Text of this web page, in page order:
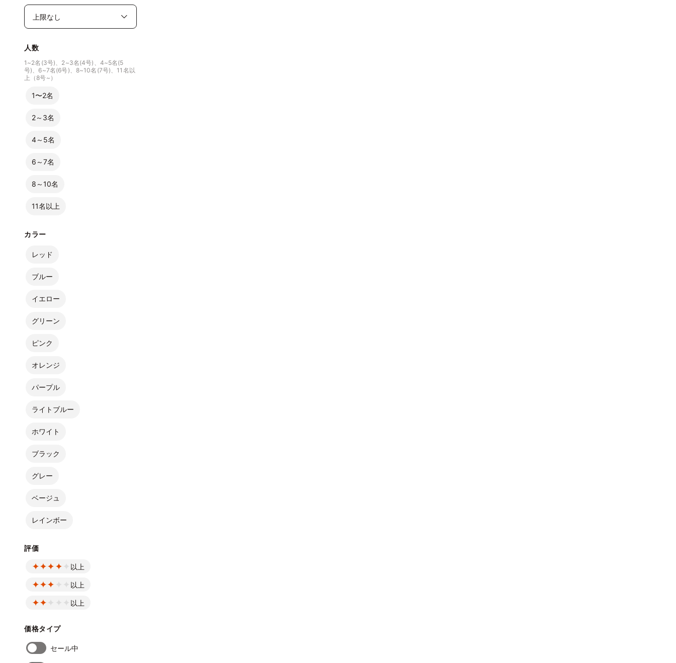
人数
1~2名(3号)、2~3名(4号)、4~5名(5
号)、6~7名(6号)、8~10名(7号)、11名以
上（8号~）
1〜2名
2～3名
4～5名
6～7名
8～10名
11名以上
カラー
レッド
ブルー
イエロー
グリーン
ピンク
オレンジ
パープル
ライトブルー
ホワイト
ブラック
グレー
ベージュ
レインボー
評価
以上
以上
以上
価格タイプ
セール中